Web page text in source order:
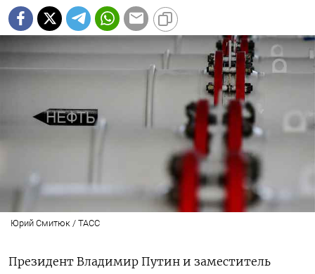
Юрий Смитюк / ТАСС
Президент Владимир Путин и заместитель